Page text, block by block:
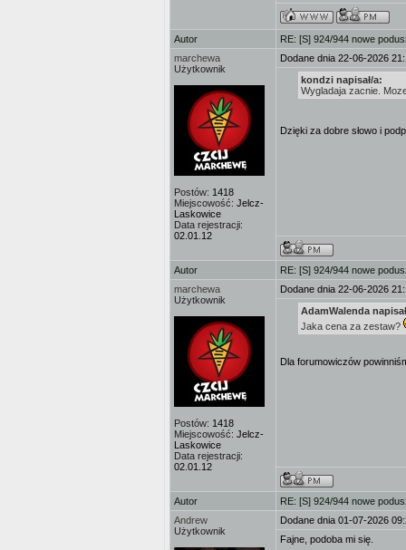
Autor
RE: [S] 924/944 nowe
marchewa
Użytkownik
Postów: 1418
Miejscowość: Jelcz-
Laskowice
Data rejestracji:
02.01.12
Dodane dnia 22-06-2026
kondzi napisał/a:
Wygladaja zacnie.
Dzięki za dobre słowo i
Autor
RE: [S] 924/944 nowe
marchewa
Użytkownik
Postów: 1418
Miejscowość: Jelcz-
Laskowice
Data rejestracji:
02.01.12
Dodane dnia 22-06-2026
AdamWalenda
Jaka cena za zestaw?
Dla forumowiczów
Autor
RE: [S] 924/944 nowe
Andrew
Użytkownik
Dodane dnia 01-07-2026
Fajne, podoba mi się.